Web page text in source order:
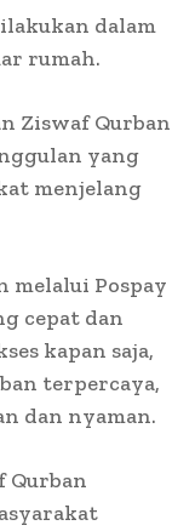
dalam
rumah.
Ziswaf Qurban
yang
menjelang
melalui Pospay
cepat dan
kapan saja,
terpercaya,
dan nyaman.
Qurban